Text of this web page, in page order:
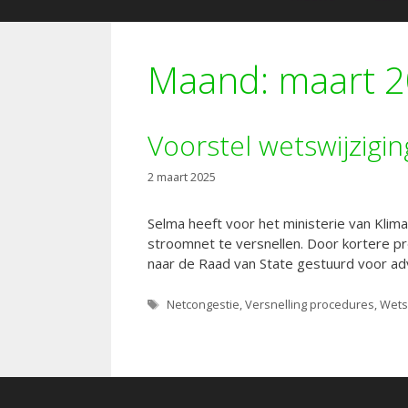
Maand: maart
Voorstel
2 maart 2025
Selma heeft voor het ministerie van
stroomnet te versnellen. Door kortere
naar de Raad van State gestuurd voor
Tags
Netcongestie,Versnelling procedures,